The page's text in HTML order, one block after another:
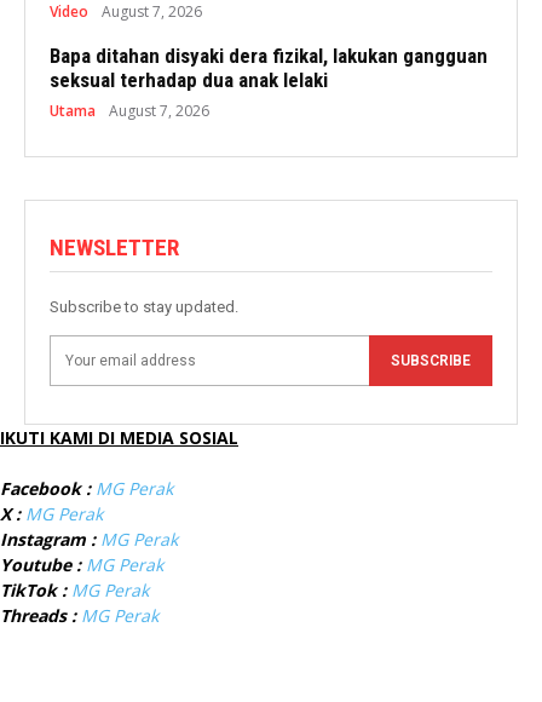
Video August 7, 2026
Bapa ditahan disyaki dera fizikal, lakukan gangguan
seksual terhadap dua anak lelaki
Utama August 7, 2026
NEWSLETTER
Subscribe to stay updated.
SUBSCRIBE
IKUTI KAMI DI MEDIA SOSIAL
Facebook : MG Perak
X : MG Perak
Instagram : MG Perak
Youtube : MG Perak
TikTok : MG Perak
Threads : MG Perak